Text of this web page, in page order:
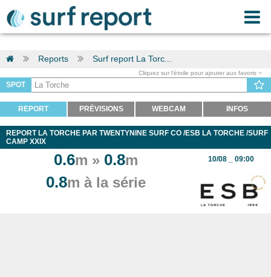
Reports Surf report La Torc...
Cliquez sur l'étoile pour ajouter aux favoris
SPOT
REPORT PRÉVISIONS WEBCAM INFOS
REPORT LA TORCHE PAR TWENTYNINE SURF CO /ESB LA TORCHE /SURF
CAMP XXIX
0.6m » 0.8m
0.8m à la série
10/08 _ 09:00